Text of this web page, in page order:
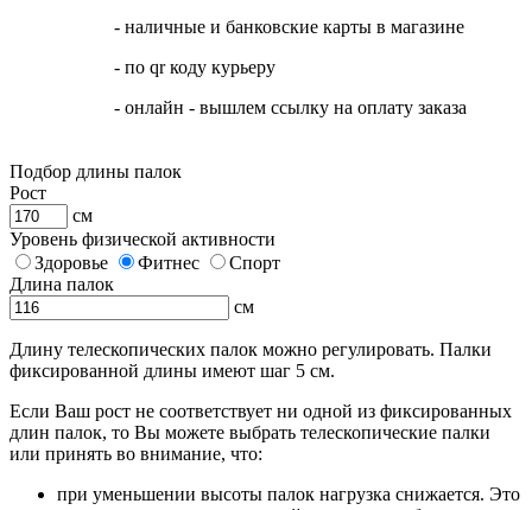
- наличные и банковские карты в магазине
- по qr коду курьеру
- онлайн - вышлем ссылку на оплату заказа
Подбор длины палок
Рост
см
Уровень физической активности
Здоровье
Фитнес
Спорт
Длина палок
см
Длину телескопических палок можно регулировать. Палки
фиксированной длины имеют шаг 5 см.
Если Ваш рост не соответствует ни одной из фиксированных
длин палок, то Вы можете выбрать телескопические палки
или принять во внимание, что:
при уменьшении высоты палок нагрузка снижается. Это